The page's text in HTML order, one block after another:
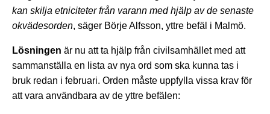
kan skilja etniciteter från varann med hjälp av de senaste
okvädesorden, säger Börje Alfsson, yttre befäl i Malmö.
Lösningen är nu att ta hjälp från civilsamhället med att
sammanställa en lista av nya ord som ska kunna tas i
bruk redan i februari. Orden måste uppfylla vissa krav för
att vara användbara av de yttre befälen: